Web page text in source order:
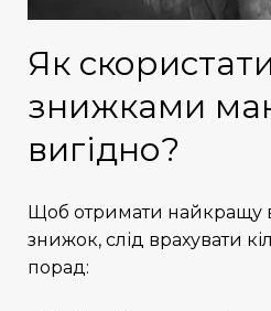
Як
знижками
вигідно?
Щоб отримати найкращу
знижок, слід врахувати
порад: